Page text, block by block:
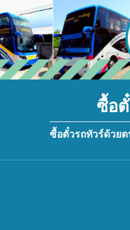
ซื้อตั๋
ซื้อตั๋วรถทัวร์ด้วยต